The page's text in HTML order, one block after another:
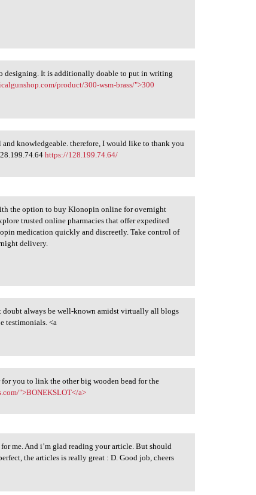
designing. It is additionally doable to put in writing
product/300-wsm-brass/">300
knowledgeable. therefore, I would like to thank you
https://128.199.74.64/
the option to buy Klonopin online for overnight
trusted online pharmacies that offer expedited
medication quickly and discreetly. Take control of
delivery.
always be well-known amidst virtually all blogs
testimonials. <a
you to link the other big wooden bead for the
">BONEKSLOT</a>
me. And i’m glad reading your article. But should
the articles is really great : D. Good job, cheers